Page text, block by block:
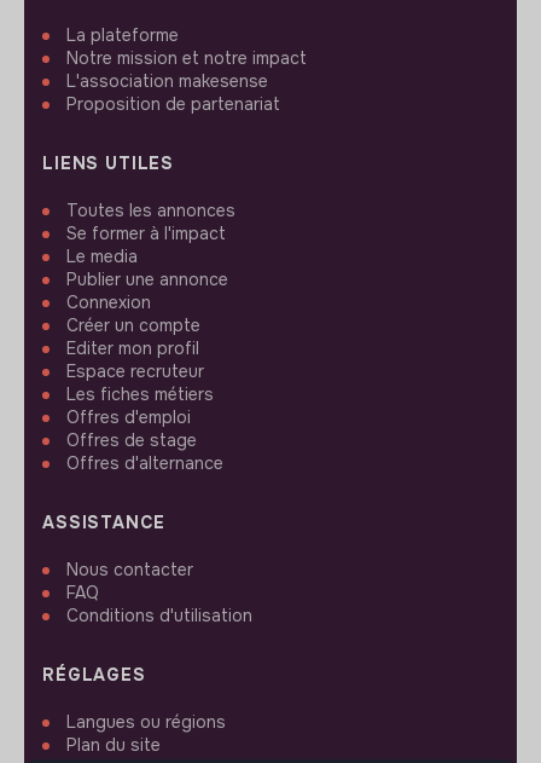
La plateforme
Notre mission et notre impact
L'association makesense
Proposition de partenariat
LIENS UTILES
Toutes les annonces
Se former à l'impact
Le media
Publier une annonce
Connexion
Créer un compte
Editer mon profil
Espace recruteur
Les fiches métiers
Offres d'emploi
Offres de stage
Offres d'alternance
ASSISTANCE
Nous contacter
FAQ
Conditions d'utilisation
RÉGLAGES
Langues ou régions
Plan du site